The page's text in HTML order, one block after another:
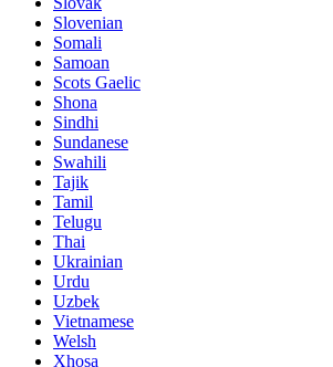
Slovenian
Somali
Samoan
Scots Gaelic
Shona
Sindhi
Sundanese
Swahili
Tajik
Tamil
Telugu
Thai
Ukrainian
Urdu
Uzbek
Vietnamese
Welsh
Xhosa